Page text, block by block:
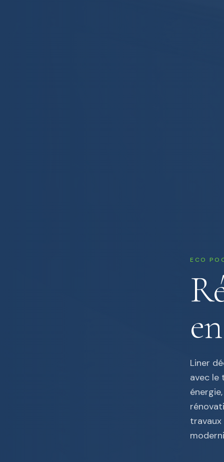
ECO
Liner
avec le
travaux